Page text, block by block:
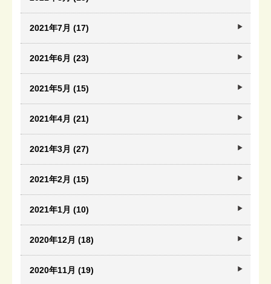
2021年7月 (17)
2021年6月 (23)
2021年5月 (15)
2021年4月 (21)
2021年3月 (27)
2021年2月 (15)
2021年1月 (10)
2020年12月 (18)
2020年11月 (19)